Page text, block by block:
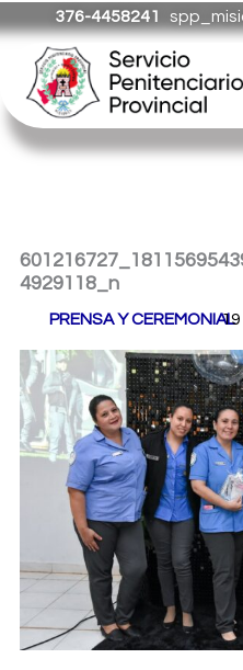
al
contenido
376-4458241
4929118_n
PRENSA Y CEREMONIAL